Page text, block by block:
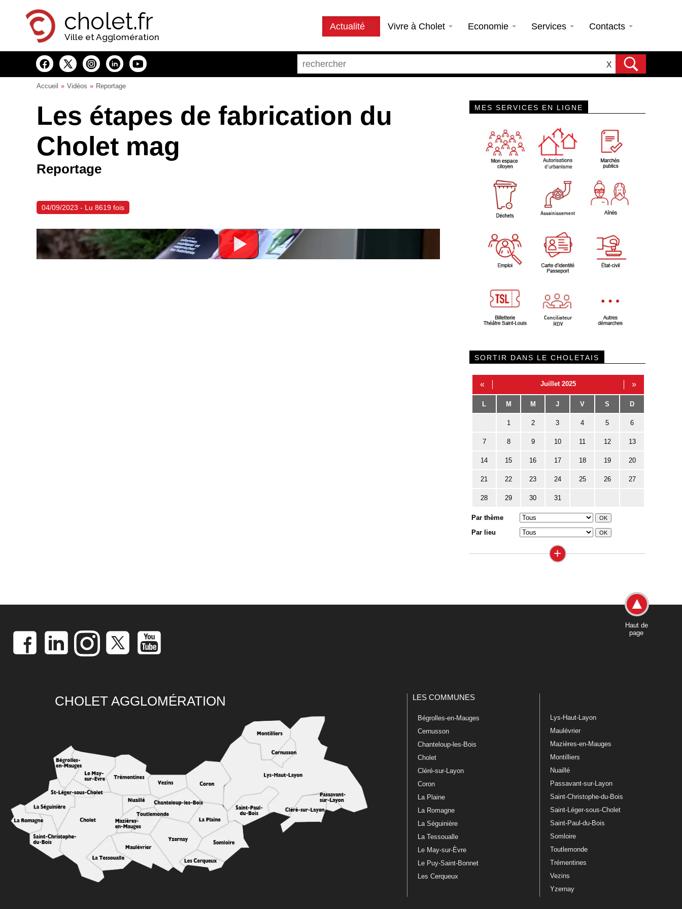
cholet.fr
Ville et Agglomération
Actualité Vivre à Cholet Economie Services Contacts
X
Accueil Vidéos Reportage
Les étapes de fabrication du
Cholet mag
Reportage
04/09/2023 - Lu 8619 fois
MES SERVICES EN LIGNE
SORTIR DANS LE CHOLETAIS
« Juillet 2025 »
L M M J V S D
1 2 3 4 5 6
7 8 9 10 11 12 13
14 15 16 17 18 19 20
21 22 23 24 25 26 27
28 29 30 31
Par thème
Par lieu
+
Haut de
page
CHOLET AGGLOMÉRATION LES COMMUNES
Bégrolles-en-Mauges
Cernusson
Chanteloup-les-Bois
Cholet
Cléré-sur-Layon
Coron
La Plaine
La Romagne
La Séguinière
La Tessoualle
Le May-sur-Èvre
Le Puy-Saint-Bonnet
Les Cerqueux
Lys-Haut-Layon
Maulévrier
Mazières-en-Mauges
Montilliers
Nuaillé
Passavant-sur-Layon
Saint-Christophe-du-Bois
Saint-Léger-sous-Cholet
Saint-Paul-du-Bois
Somloire
Toutlemonde
Trémentines
Vezins
Yzernay